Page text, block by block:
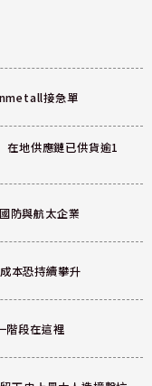
接急單
地供應鏈已供貨逾1
防與航太企業
本恐持續攀升
階段在這裡